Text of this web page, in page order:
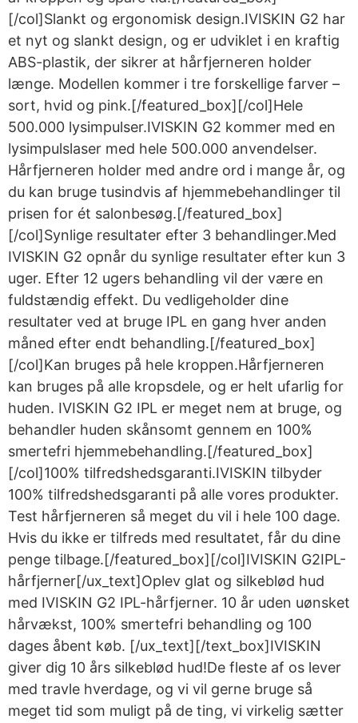
[/col]Slankt og ergonomisk design.IVISKIN G2 har
et nyt og slankt design, og er udviklet i en kraftig
ABS-plastik, der sikrer at hårfjerneren holder
længe. Modellen kommer i tre forskellige farver –
sort, hvid og pink.[/featured_box][/col]Hele
500.000 lysimpulser.IVISKIN G2 kommer med en
lysimpulslaser med hele 500.000 anvendelser.
Hårfjerneren holder med andre ord i mange år, og
du kan bruge tusindvis af hjemmebehandlinger til
prisen for ét salonbesøg.[/featured_box]
[/col]Synlige resultater efter 3 behandlinger.Med
IVISKIN G2 opnår du synlige resultater efter kun 3
uger. Efter 12 ugers behandling vil der være en
fuldstændig effekt. Du vedligeholder dine
resultater ved at bruge IPL en gang hver anden
måned efter endt behandling.[/featured_box]
[/col]Kan bruges på hele kroppen.Hårfjerneren
kan bruges på alle kropsdele, og er helt ufarlig for
huden. IVISKIN G2 IPL er meget nem at bruge, og
behandler huden skånsomt gennem en 100%
smertefri hjemmebehandling.[/featured_box]
[/col]100% tilfredshedsgaranti.IVISKIN tilbyder
100% tilfredshedsgaranti på alle vores produkter.
Test hårfjerneren så meget du vil i hele 100 dage.
Hvis du ikke er tilfreds med resultatet, får du dine
penge tilbage.[/featured_box][/col]IVISKIN G2IPL-
hårfjerner[/ux_text]Oplev glat og silkeblød hud
med IVISKIN G2 IPL-hårfjerner. 10 år uden uønsket
hårvækst, 100% smertefri behandling og 100
dages åbent køb. [/ux_text][/text_box]IVISKIN
giver dig 10 års silkeblød hud!De fleste af os lever
med travle hverdage, og vi vil gerne bruge så
meget tid som muligt på de ting, vi virkelig sætter